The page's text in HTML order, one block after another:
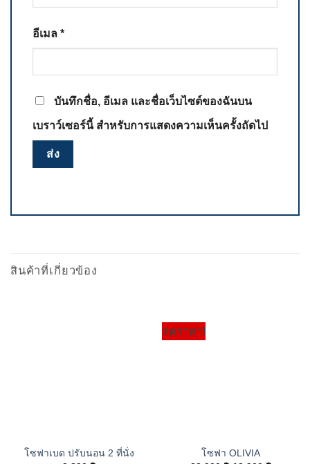
อีเมล *
บันทึกชื่อ, อีเมล และชื่อเว็บไซต์ของฉันบน
เบราว์เซอร์นี้ สำหรับการแสดงความเห็นครั้งถัดไป
สินค้าที่เกี่ยวข้อง
โซฟาเบด ปรับนอน 2 ที่นั่ง
ลดราคา!
โซฟา OLIVIA